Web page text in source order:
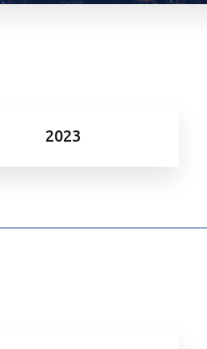
2023